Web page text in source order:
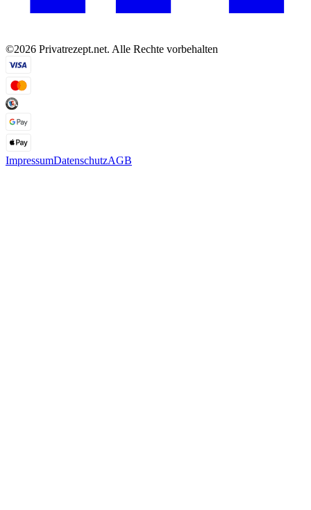
©2026 Privatrezept.net. Alle Rechte vorbehalten
ImpressumDatenschutzAGB